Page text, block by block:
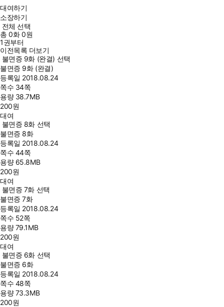
대여하기
소장하기
전체 선택
총0화0원
1권부터
이전목록 더보기
불면증 9화 (완결) 선택
불면증 9화 (완결)
등록일 2018.08.24
쪽수 34쪽
용량 38.7MB
200원
대여
불면증 8화 선택
불면증 8화
등록일 2018.08.24
쪽수 44쪽
용량 65.8MB
200원
대여
불면증 7화 선택
불면증 7화
등록일 2018.08.24
쪽수 52쪽
용량79.1MB
200원
대여
불면증 6화 선택
불면증 6화
등록일 2018.08.24
쪽수 48쪽
용량73.3MB
200원